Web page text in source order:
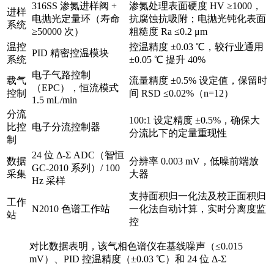
进样
系统
316SS 渗氮进样阀 +
电抛光定量环（寿命
≥50000 次）
渗氮处理表面硬度 HV ≥1000，
抗腐蚀抗吸附；电抛光钝化表面
粗糙度 Ra ≤0.2 μm
温控
系统
PID 精密控温模块
控温精度 ±0.03 ℃，较行业通用
±0.05 ℃ 提升 40%
载气
控制
电子气路控制
（EPC），恒流模式
1.5 mL/min
流量精度 ±0.5% 设定值，保留时
间 RSD ≤0.02%（n=12）
分流
比控
制
电子分流控制器
100:1 设定精度 ±0.5%，确保大
分流比下的定量重现性
数据
采集
24 位 Δ-Σ ADC（智恒
GC-2010 系列）/ 100
Hz 采样
分辨率 0.003 mV，低噪前端放
大器
工作
站
N2010 色谱工作站
支持面积归一化法及校正面积归
一化法自动计算，实时分离度监
控
对比数据表明，该气相色谱仪在基线噪声（≤0.015
mV）、PID 控温精度（±0.03 ℃）和 24 位 Δ-Σ